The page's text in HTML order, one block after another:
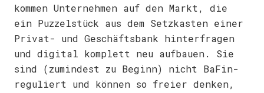
kommen Unternehmen auf den Markt, die
ein Puzzelstück aus dem Setzkasten einer
Privat- und Geschäftsbank hinterfragen
und digital komplett neu aufbauen. Sie
sind (zumindest zu Beginn) nicht BaFin-
reguliert und können so freier denken,